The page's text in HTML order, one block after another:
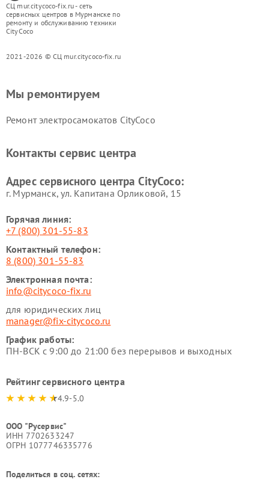
СЦ mur.citycoco-fix.ru - сеть
сервисных центров в Мурманске по
ремонту и обслуживанию техники
CityCoco
2021-2026 © СЦ mur.citycoco-fix.ru
Мы ремонтируем
Ремонт электросамокатов CityCoco
Контакты сервис центра
Адрес сервисного центра CityCoco:
г. Мурманск, ул. Капитана Орликовой, 15
Горячая линия:
+7 (800) 301-55-83
Контактный телефон:
8 (800) 301-55-83
Электронная почта:
info@citycoco-fix.ru
для юридических лиц
manager@fix-citycoco.ru
График работы:
ПН-ВСК с 9:00 до 21:00 без перерывов и выходных
Рейтинг сервисного центра
4.9-5.0
ООО "Русервис"
ИНН 7702633247
ОГРН 1077746335776
Поделиться в соц. сетях: